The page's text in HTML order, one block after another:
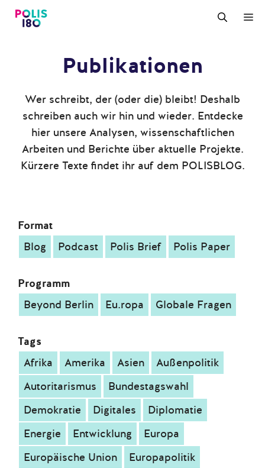
Zum
Inhalt
Publikationen
Wer schreibt, der (oder die) bleibt! Deshalb
schreiben auch wir hin und wieder. Entdecke
hier unsere Analysen, wissenschaftlichen
Arbeiten und Berichte über aktuelle Projekte.
Kürzere Texte findet ihr auf dem POLISBLOG.
Format
Blog Podcast Polis Brief Polis Paper
Programm
Beyond Berlin Eu.ropa Globale Fragen
Tags
Afrika Amerika Asien
Außenpolitik
Autoritarismus
Bundestagswahl
Demokratie
Digitales
Diplomatie
Energie
Entwicklung
Europa
Europäische Union
Europapolitik